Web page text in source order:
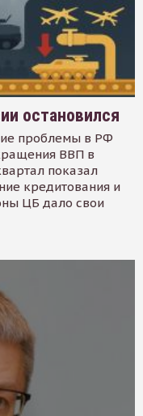
остановился
проблемы в РФ
ВВП в
показал
кредитования и
ЦБ дало свои